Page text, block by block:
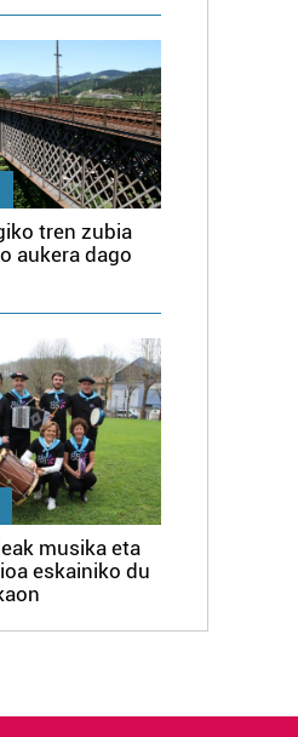
tren zubia
aukera dago
musika eta
eskainiko du